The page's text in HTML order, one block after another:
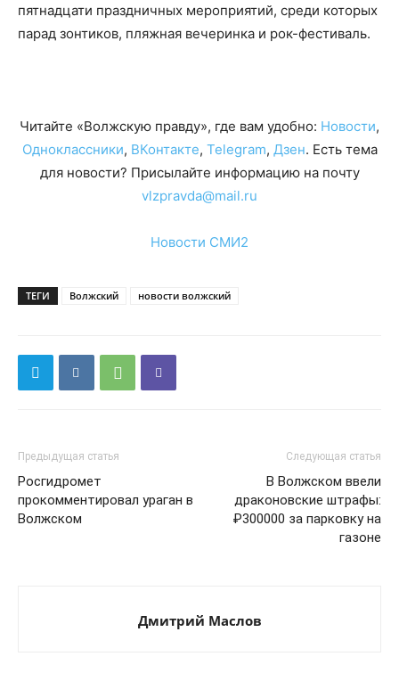
пятнадцати праздничных мероприятий, среди которых
парад зонтиков, пляжная вечеринка и рок-фестиваль.
Читайте «Волжскую правду», где вам удобно: Новости,
Одноклассники, ВКонтакте, Telegram, Дзен. Есть тема
для новости? Присылайте информацию на почту
vlzpravda@mail.ru
Новости СМИ2
ТЕГИ Волжский новости волжский
Предыдущая статья
Росгидромет
прокомментировал ураган в
Волжском
Следующая статья
В Волжском ввели
драконовские штрафы:
₽300000 за парковку на
газоне
Дмитрий Маслов